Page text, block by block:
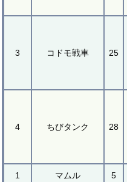
3 コドモ戦車 25
4 ちびタンク 28
1 マムル 5